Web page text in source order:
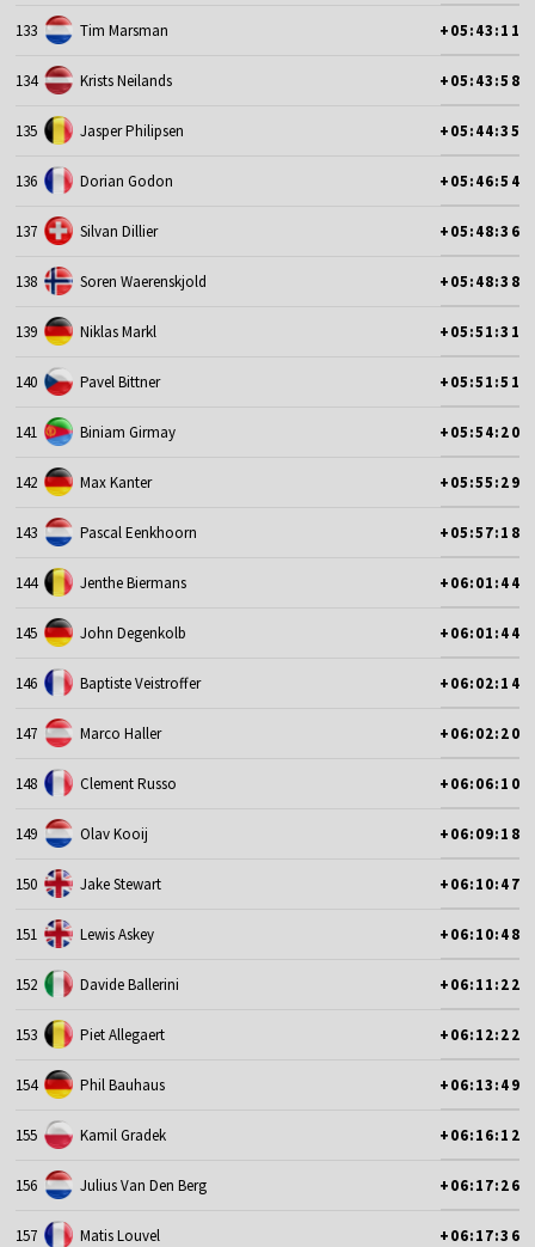
133 Tim Marsman +05:43:11
134 Krists Neilands +05:43:58
135 Jasper Philipsen +05:44:35
136 Dorian Godon +05:46:54
137 Silvan Dillier +05:48:36
138 Soren Waerenskjold +05:48:38
139 Niklas Markl +05:51:31
140 Pavel Bittner +05:51:51
141 Biniam Girmay +05:54:20
142 Max Kanter +05:55:29
143 Pascal Eenkhoorn +05:57:18
144 Jenthe Biermans +06:01:44
145 John Degenkolb +06:01:44
146 Baptiste Veistroffer +06:02:14
147 Marco Haller +06:02:20
148 Clement Russo +06:06:10
149 Olav Kooij +06:09:18
150 Jake Stewart +06:10:47
151 Lewis Askey +06:10:48
152 Davide Ballerini +06:11:22
153 Piet Allegaert +06:12:22
154 Phil Bauhaus +06:13:49
155 Kamil Gradek +06:16:12
156 Julius Van Den Berg +06:17:26
157 Matis Louvel +06:17:36